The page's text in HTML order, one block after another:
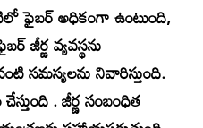
ఫైబర్ అధికంగా ఉంటుంది,
జీర్ణ వ్యవస్థను
సమస్యలను నివారిస్తుంది.
. జీర్ణ సంబంధిత